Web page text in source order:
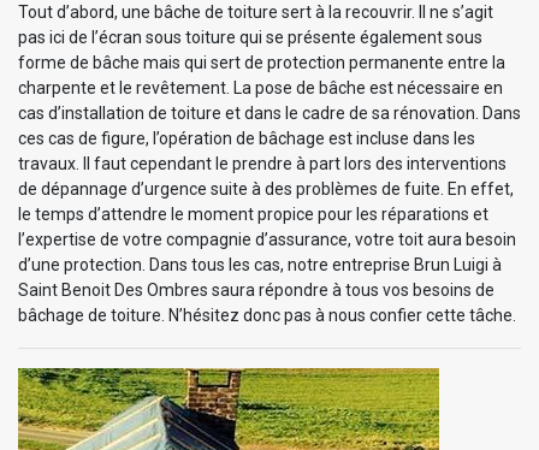
Tout d’abord, une bâche de toiture sert à la recouvrir. Il ne s’agit
pas ici de l’écran sous toiture qui se présente également sous
forme de bâche mais qui sert de protection permanente entre la
charpente et le revêtement. La pose de bâche est nécessaire en
cas d’installation de toiture et dans le cadre de sa rénovation. Dans
ces cas de figure, l’opération de bâchage est incluse dans les
travaux. Il faut cependant le prendre à part lors des interventions
de dépannage d’urgence suite à des problèmes de fuite. En effet,
le temps d’attendre le moment propice pour les réparations et
l’expertise de votre compagnie d’assurance, votre toit aura besoin
d’une protection. Dans tous les cas, notre entreprise Brun Luigi à
Saint Benoit Des Ombres saura répondre à tous vos besoins de
bâchage de toiture. N’hésitez donc pas à nous confier cette tâche.